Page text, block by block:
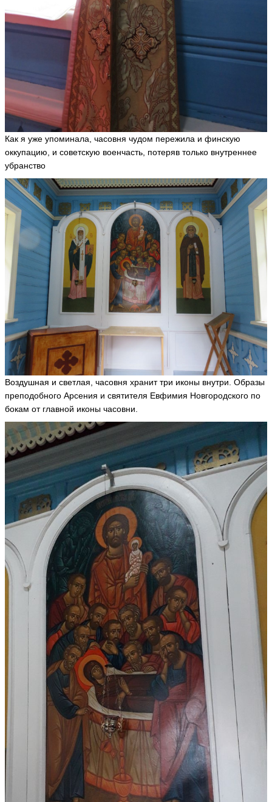
Как я уже упоминала, часовня чудом пережила и финскую
оккупацию, и советскую военчасть, потеряв только внутреннее
убранство
Воздушная и светлая, часовня хранит три иконы внутри. Образы
преподобного Арсения и святителя Евфимия Новгородского по
бокам от главной иконы часовни.